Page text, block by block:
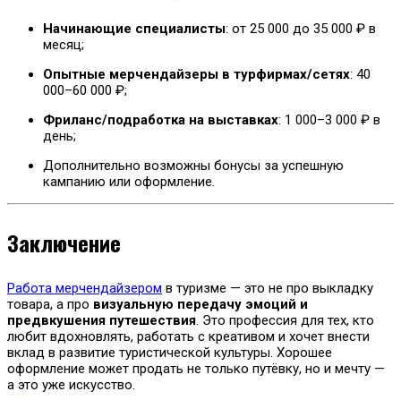
Начинающие специалисты: от 25 000 до 35 000 ₽ в
месяц;
Опытные мерчендайзеры в турфирмах/сетях: 40
000–60 000 ₽;
Фриланс/подработка на выставках: 1 000–3 000 ₽ в
день;
Дополнительно возможны бонусы за успешную
кампанию или оформление.
Заключение
Работа мерчендайзером в туризме — это не про выкладку
товара, а про визуальную передачу эмоций и
предвкушения путешествия. Это профессия для тех, кто
любит вдохновлять, работать с креативом и хочет внести
вклад в развитие туристической культуры. Хорошее
оформление может продать не только путёвку, но и мечту —
а это уже искусство.